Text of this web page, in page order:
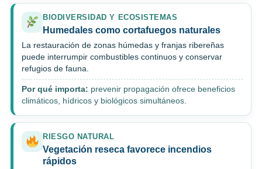
BIODIVERSIDAD Y ECOSISTEMAS
Humedales como cortafuegos naturales
La restauración de zonas húmedas y franjas ribereñas
puede interrumpir combustibles continuos y conservar
refugios de fauna.
Por qué importa: prevenir propagación ofrece beneficios
climáticos, hídricos y biológicos simultáneos.
RIESGO NATURAL
Vegetación reseca favorece incendios
rápidos